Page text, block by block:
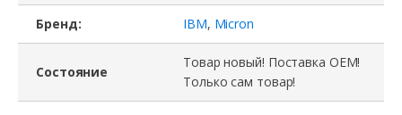
IBM,
2Gb,
Бренд: IBM, Micron
Состояние
Товар новый! Поставка ОЕМ!
Только сам товар!